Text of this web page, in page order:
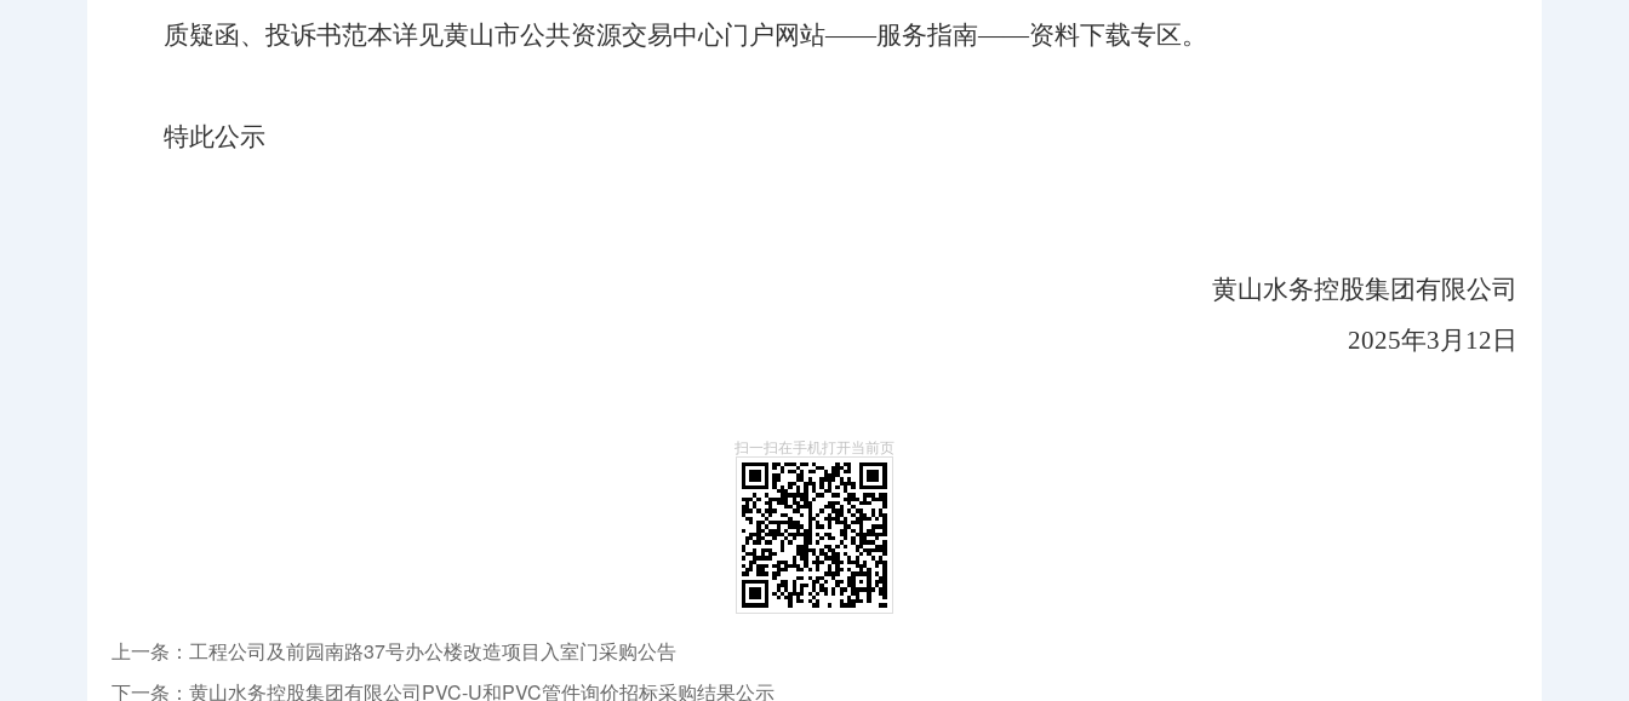
质疑函、投诉书范本详见黄山市公共资源交易中心门户网站——服务指南——资料下载专区。
特此公示
黄山水务控股集团有限公司
2025年3月12日
扫一扫在手机打开当前页
上一条：工程公司及前园南路37号办公楼改造项目入室门采购公告
下一条：黄山水务控股集团有限公司PVC-U和PVC管件询价招标采购结果公示